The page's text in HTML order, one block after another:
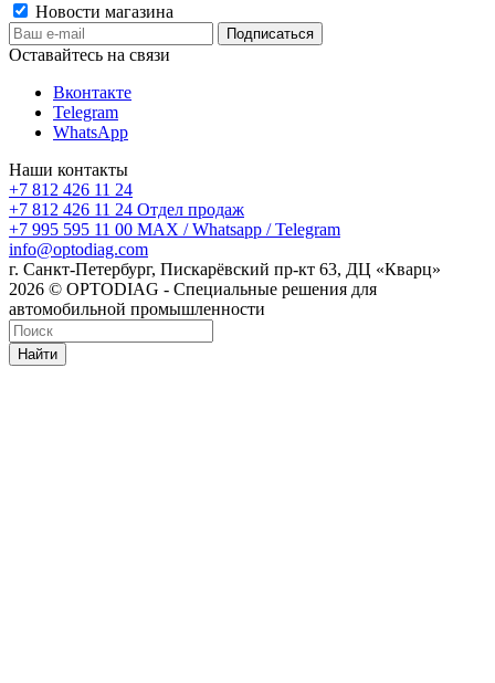
Новости магазина
Оставайтесь на связи
Вконтакте
Telegram
WhatsApp
Наши контакты
+7 812 426 11 24
+7 812 426 11 24 Отдел продаж
+7 995 595 11 00 MAX / Whatsapp / Telegram
info@optodiag.com
г. Санкт-Петербург, Пискарёвский пр-кт 63, ДЦ «Кварц»
2026 © OPTODIAG - Специальные решения для
автомобильной промышленности
Найти